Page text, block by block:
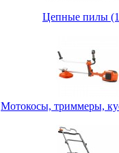
Цепные пилы
Мотокосы, триммеры,